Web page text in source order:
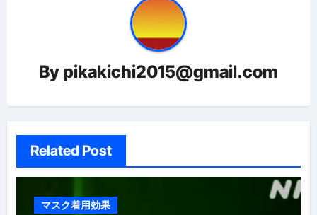
ョ
ン
By pikakichi2015@gmail.com
Related Post
マスク着用効果